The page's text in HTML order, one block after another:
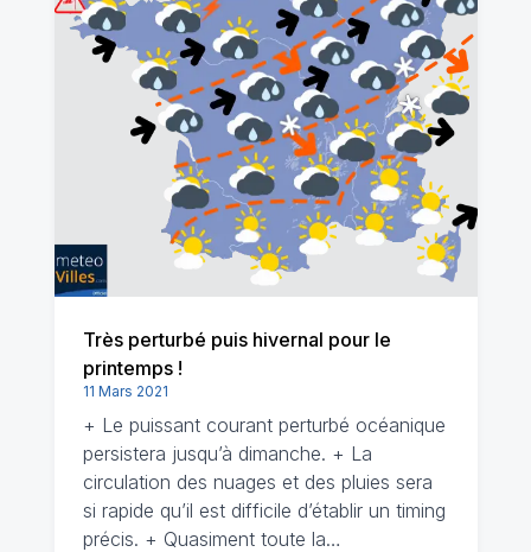
Très perturbé puis hivernal pour le
printemps !
11 Mars 2021
+ Le puissant courant perturbé océanique
persistera jusqu’à dimanche. + La
circulation des nuages et des pluies sera
si rapide qu’il est difficile d’établir un timing
précis. + Quasiment toute la…